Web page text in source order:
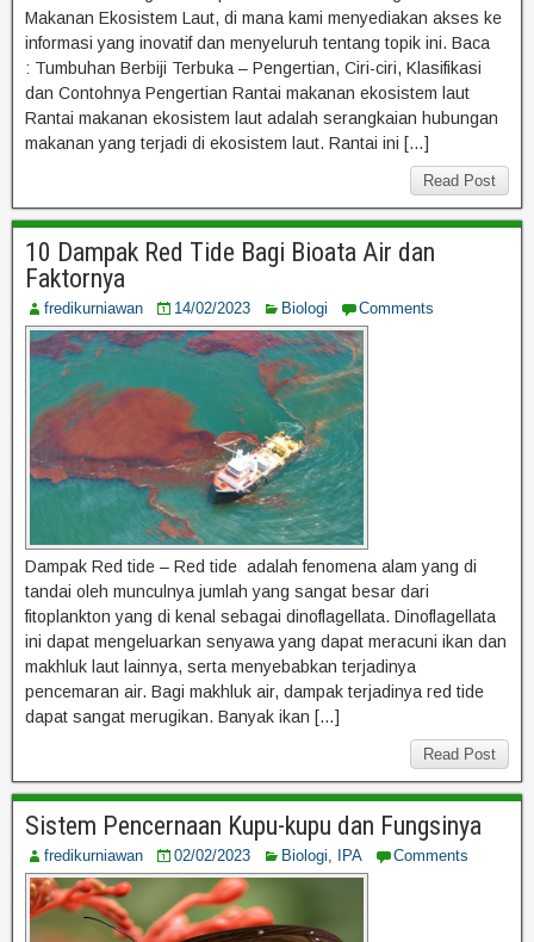
Makanan Ekosistem Laut, di mana kami menyediakan akses ke
informasi yang inovatif dan menyeluruh tentang topik ini. Baca
: Tumbuhan Berbiji Terbuka – Pengertian, Ciri-ciri, Klasifikasi
dan Contohnya Pengertian Rantai makanan ekosistem laut
Rantai makanan ekosistem laut adalah serangkaian hubungan
makanan yang terjadi di ekosistem laut. Rantai ini […]
Read Post
10 Dampak Red Tide Bagi Bioata Air dan
Faktornya
fredikurniawan 14/02/2023 Biologi Comments
Dampak Red tide – Red tide adalah fenomena alam yang di
tandai oleh munculnya jumlah yang sangat besar dari
fitoplankton yang di kenal sebagai dinoflagellata. Dinoflagellata
ini dapat mengeluarkan senyawa yang dapat meracuni ikan dan
makhluk laut lainnya, serta menyebabkan terjadinya
pencemaran air. Bagi makhluk air, dampak terjadinya red tide
dapat sangat merugikan. Banyak ikan […]
Read Post
Sistem Pencernaan Kupu-kupu dan Fungsinya
fredikurniawan 02/02/2023 Biologi, IPA Comments